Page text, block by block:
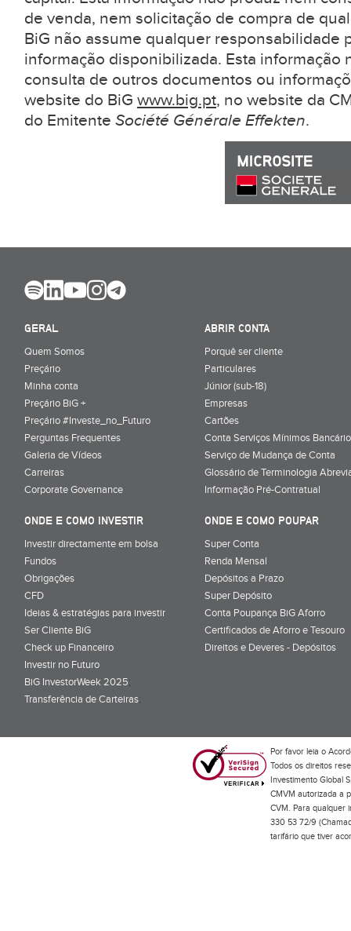
de venda, nem solicitação de compra de
BiG não assume qualquer responsabilidade
informação disponibilizada. Esta informação
consulta de outros documentos ou
website do BiG www.big.pt, no website da
do Emitente Société Générale Effekten.
GERAL
Quem Somos
Preçário
Minha conta
Preçário BiG +
Preçário #Investe_no_Futuro
Perguntas Frequentes
Galeria de Vídeos
Carreiras
Corporate Governance
ABRIR CONTA
Porquê ser cliente
Particulares
Júnior (sub-18)
Empresas
Cartões
Conta Serviços Mínimos
Serviço de Mudança de Conta
Glossário de Terminologia
Informação Pré-Contratual
ONDE E COMO INVESTIR
Investir directamente em bolsa
Fundos
Obrigações
CFD
Ideias & estratégias para investir
Ser Cliente BiG
Check up Financeiro
Investir no Futuro
BiG InvestorWeek 2025;
Transferência de Carteiras;
ONDE E COMO POUPAR
Super Conta
Renda Mensal
Depósitos a Prazo
Super Depósito
Conta Poupança BiG Aforro
Certificados de Aforro e Tesouro
Direitos e Deveres - Depósitos
Por favor leia o
Todos os direitos
Investimento Global
CMVM autorizada a
CVM. Para qualquer
330 53 72/9
tarifário que tiver